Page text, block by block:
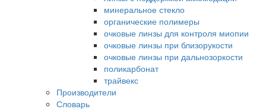
минеральное стекло
органические полимеры
очковые линзы для контроля миопии
очковые линзы при близорукости
очковые линзы при дальнозоркости
поликарбонат
трайвекс
Производители
Словарь